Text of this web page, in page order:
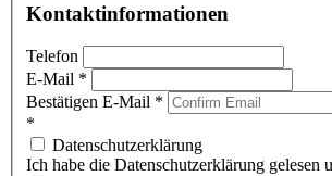
Kontaktinformationen
Telefon
E-Mail *
Bestätigen E-Mail *
*
Datenschutzerklärung
Ich habe die Datenschutzerklärung gelesen